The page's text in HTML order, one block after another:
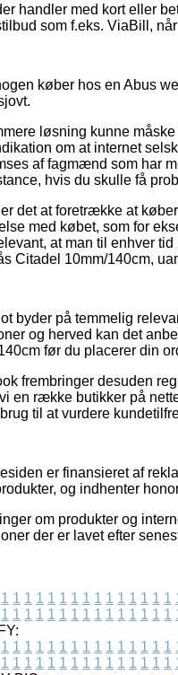
handler med kort eller
som f.eks. ViaBill,
køber hos en Abus
løsning kunne
om at internet
af fagmænd som har
hvis du skulle få
er det at foretrække at
med købet, som for
at man til enhver
Citadel 10mm/140cm,
byder på temmelig
og herved kan det
før du placerer din
frembringer desuden
en række butikker på
til at vurdere
er finansieret af
og indhenter
om produkter og
der er lavet efter
1 1 1 1 1 1 1 1 1 1 1 1 1 1 1
1 1 1 1 1 1 1 1 1 1 1 1 1 1 1
1 1 1 1 1 1 1 1 1 1 1 1 1 1 1
1 1 1 1 1 1 1 1 1 1 1 1 1 1 1